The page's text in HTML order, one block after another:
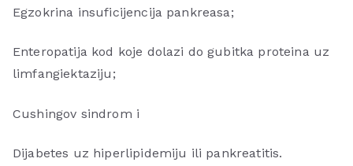
Egzokrina insuficijencija pankreasa;
Enteropatija kod koje dolazi do gubitka proteina uz
limfangiektaziju;
Cushingov sindrom i
Dijabetes uz hiperlipidemiju ili pankreatitis.